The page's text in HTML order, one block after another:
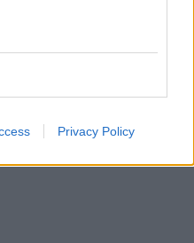
Privacy Policy